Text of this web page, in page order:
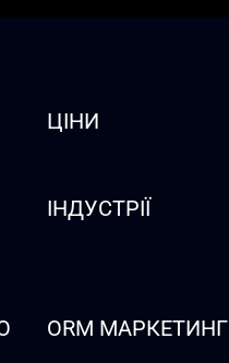
ЦІНИ
ІНДУСТРІЇ
ORM МАРКЕТИНГ